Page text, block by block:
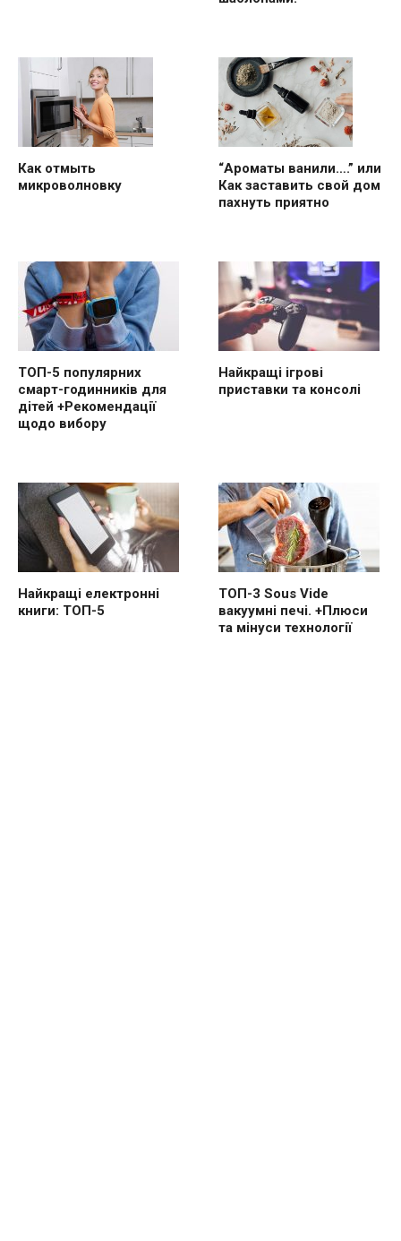
Как отмыть
микроволновку
“Ароматы ванили….” или
Как заставить свой дом
пахнуть приятно
ТОП-5 популярних
смарт-годинників для
дітей +Рекомендації
щодо вибору
Найкращі ігрові
приставки та консолі
Найкращі електронні
книги: ТОП-5
ТОП-3 Sous Vide
вакуумні печі. +Плюси
та мінуси технології